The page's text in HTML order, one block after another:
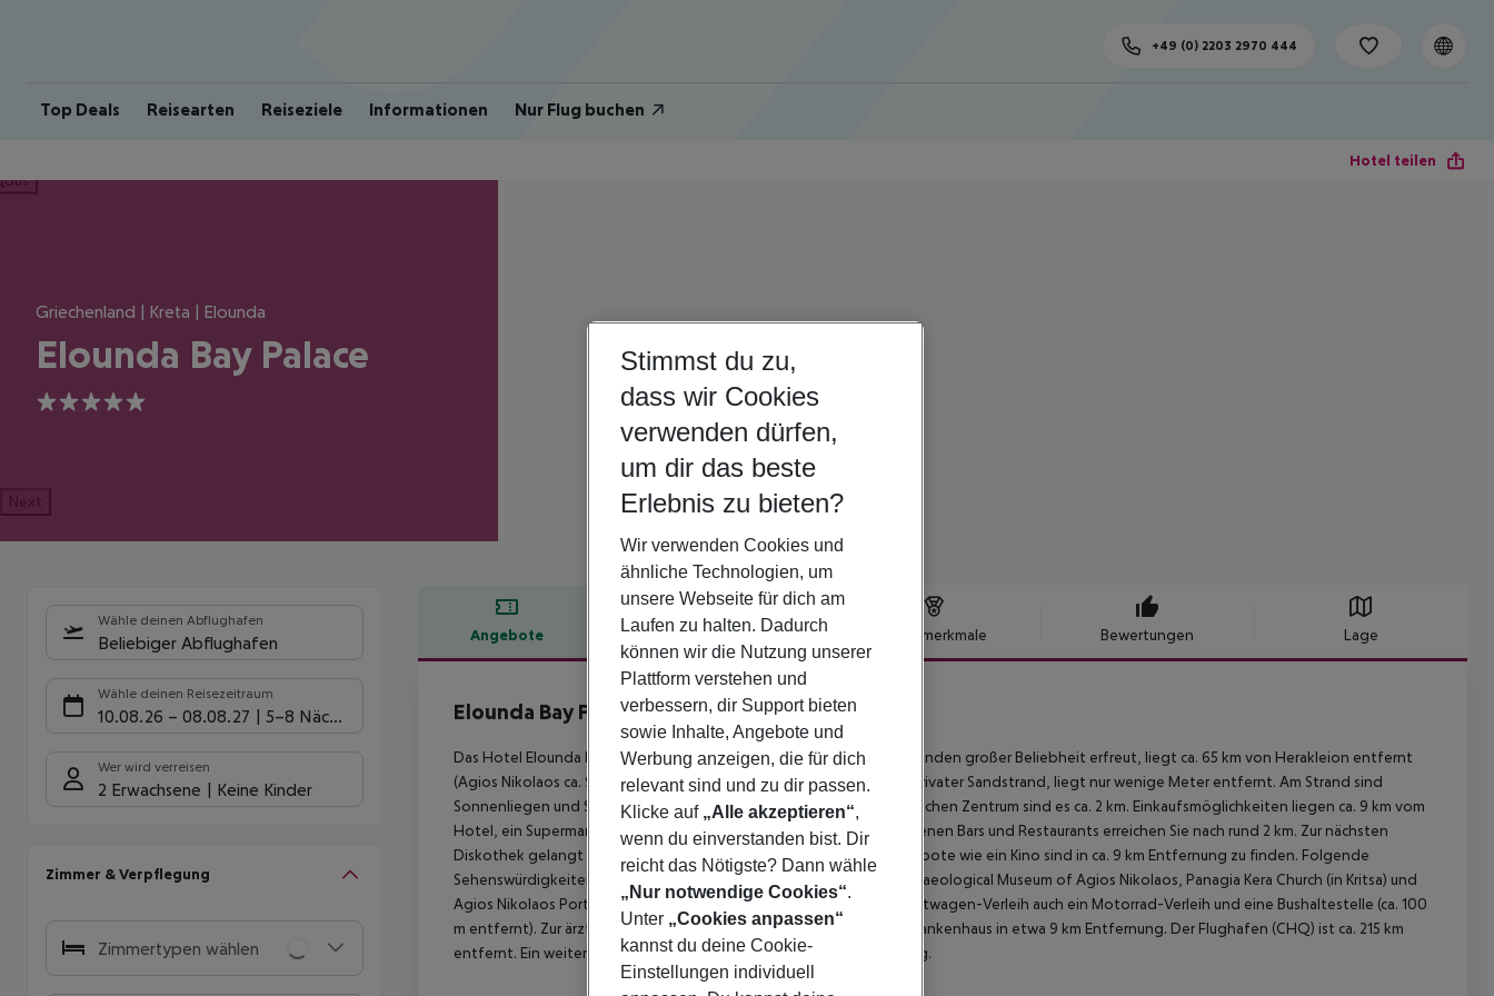
Top Deals Reisearten Reiseziele Informationen Nur Flug buchen
+49 (0) 2203 2970 444
Hotel teilen
Griechenland | Kreta | Elounda
Elounda Bay Palace
5
Next
Wähle deinen Abflughafen
Beliebiger Abflughafen
Wähle deinen Reisezeitraum
10.08.26 – 08.08.27 5-8 Nächte
Wer wird verreisen
2 Erwachsene Keine Kinder
Zimmer & Verpflegung
Zimmertypen wählen
Angebote Hotelbeschreibung Hotelmerkmale Bewertungen Lage
Hotelbeschreibung
Elounda Bay Palace
5
Das Hotel Elounda Bay Palace, das sich besonders bei Hochzeitsreisenden großer Beliebheit erfreut, liegt ca. 65 km von Herakleion entfernt
(Agios Nikolaos ca. 9 km, Elounda ca. 2 km). Der nächste Strand, ein privater Sandstrand, liegt nur wenige Meter entfernt. Am Strand sind
Sonnenliegen und Sonnenschirme kostenlos verfügbar. Zum touristischen Zentrum sind es ca. 2 km. Einkaufsmöglichkeiten liegen ca. 9 km vom
Hotel, ein Supermarkt ist nach ca. 1 km zu erreichen. Die nächstgelegenen Bars und Restaurants erreichen Sie nach rund 2 km. Zur nächsten
Diskothek gelangt man nach rund 9 km. Weitere Unterhaltungsangebote wie ein Kino sind in ca. 9 km Entfernung zu finden. Folgende
Sehenswürdigkeiten sind vom Hotel aus erreichbar: Spinalonga, Archaeological Museum of Agios Nikolaos, Panagia Kera Church (in Kritsa) und
Agios Nikolaos Port. Für Mobilität im Urlaub sorgen neben einem Mietwagen-Verleih auch ein Motorrad-Verleih und eine Bushaltestelle (ca. 100
m entfernt). Zur ärztlichen Versorgung im Notfall befindet sich ein Krankenhaus in etwa 9 km Entfernung. Der Flughafen (CHQ) ist ca. 215 km
entfernt. Ein weiterer Flughafen (HER) liegt in etwa 75 km Entfernung.
Stimmst du zu,
dass wir Cookies
verwenden dürfen,
um dir das beste
Erlebnis zu bieten?
Wir verwenden Cookies und
ähnliche Technologien, um
unsere Webseite für dich am
Laufen zu halten. Dadurch
können wir die Nutzung unserer
Plattform verstehen und
verbessern, dir Support bieten
sowie Inhalte, Angebote und
Werbung anzeigen, die für dich
relevant sind und zu dir passen.
Klicke auf „Alle akzeptieren“,
wenn du einverstanden bist. Dir
reicht das Nötigste? Dann wähle
„Nur notwendige Cookies“.
Unter „Cookies anpassen“
kannst du deine Cookie-
Einstellungen individuell